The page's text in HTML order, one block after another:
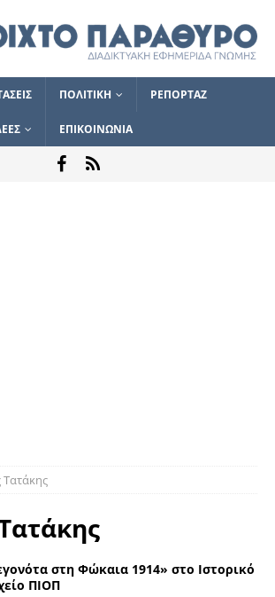
ΠΟΛΙΤΙΚΗ ΡΕΠΟΡΤΑΖ
ΕΠΙΚΟΙΝΩΝΙΑ
Τατάκης
στη Φώκαια 1914» στο Ιστορικό
ΠΙΟΠ